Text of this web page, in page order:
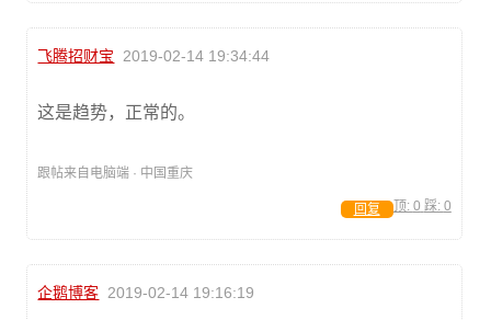
飞腾招财宝 2019-02-14 19:34:44
这是趋势，正常的。
跟帖来自电脑端 · 中国重庆
顶: 0 踩: 0
回复
企鹅博客 2019-02-14 19:16:19